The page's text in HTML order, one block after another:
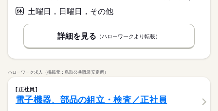
土曜日，日曜日，その他
詳細を見る （ハローワークより転載）
ハローワーク求人（掲載元：鳥取公共職業安定所）
正社員
電子機器、部品の組立・検査／正社員